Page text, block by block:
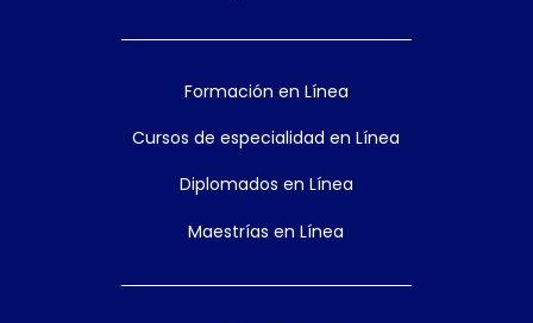
Formación en Línea
Cursos de especialidad en Línea
Diplomados en Línea
Maestrías en Línea